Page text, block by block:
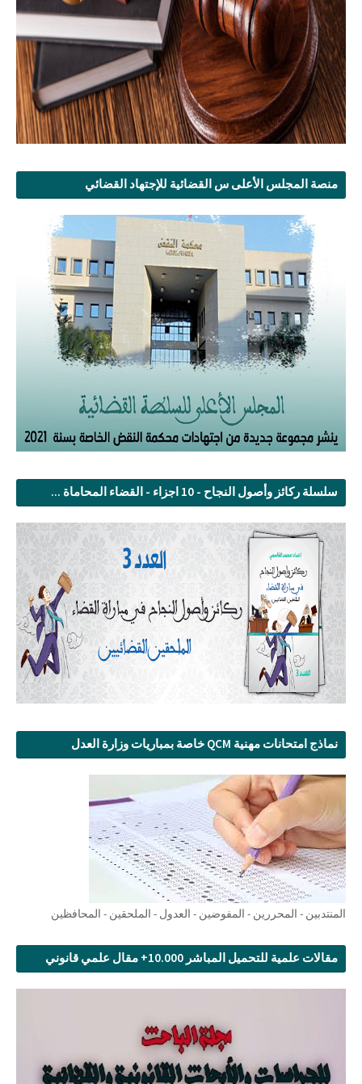
منصة المجلس الأعلى س القضائية للإجتهاد القضائي
سلسلة ركائز وأصول النجاح - 10 اجزاء - القضاء المحاماة ...
نماذج امتحانات مهنية QCM خاصة بمباريات وزارة العدل
المنتدبين - المحررين - المفوضين - العدول - الملحقين - المحافظين
مقالات علمية للتحميل المباشر 10.000+ مقال علمي قانوني